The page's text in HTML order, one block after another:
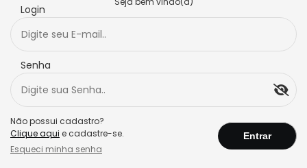
Login
Senha
Não possui cadastro?
Clique aqui e cadastre-se.
Esqueci minha senha